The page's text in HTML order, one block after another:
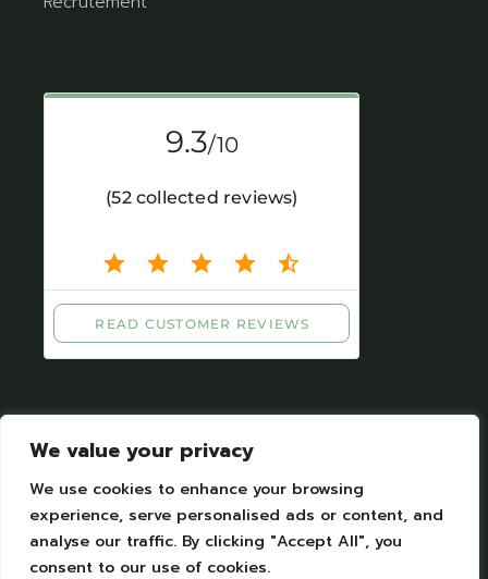
We value your privacy
We use cookies to enhance your browsing
experience, serve personalised ads or content, and
analyse our traffic. By clicking "Accept All", you
consent to our use of cookies.
Mentions légales|Protection des données
personelles